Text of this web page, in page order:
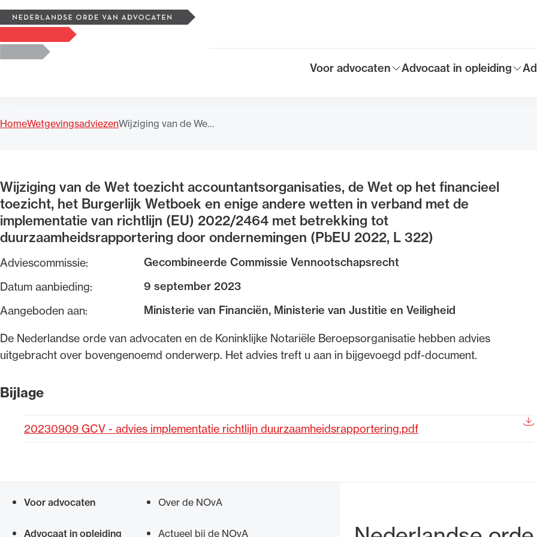
Logo, to the homepage
Toon submenu voor
Voor advocaten
Toon submenu voor
Advocaat in opleiding
HomeWetgevingsadviezenWijziging van de We…
Wijziging van de Wet toezicht accountantsorganisaties, de Wet op het financieel
toezicht, het Burgerlijk Wetboek en enige andere wetten in verband met de
implementatie van richtlijn (EU) 2022/2464 met betrekking tot
duurzaamheidsrapportering door ondernemingen (PbEU 2022, L 322)
Adviescommissie: Gecombineerde Commissie Vennootschapsrecht
Datum aanbieding: 9 september 2023
Aangeboden aan: Ministerie van Financiën, Ministerie van Justitie en Veiligheid
​De Nederlandse orde van advocaten en de Koninklijke Notariële Beroepsorganisatie hebben advies
uitgebracht over bovengenoemd onderwerp. Het advies treft u aan in bijgevoegd pdf-document.
Bijlage
20230909 GCV - advies implementatie richtlijn duurzaamheidsrapportering.pdf
Voor advocaten
Advocaat in opleiding
Over de NOvA
Actueel bij de NOvA
Zoeken
Uitgelicht
Alle wet- en regelgeving voor de advocatuur. Van de
Advocatenwet tot de Verordening op de advocatuur
beroepsuitoefening: